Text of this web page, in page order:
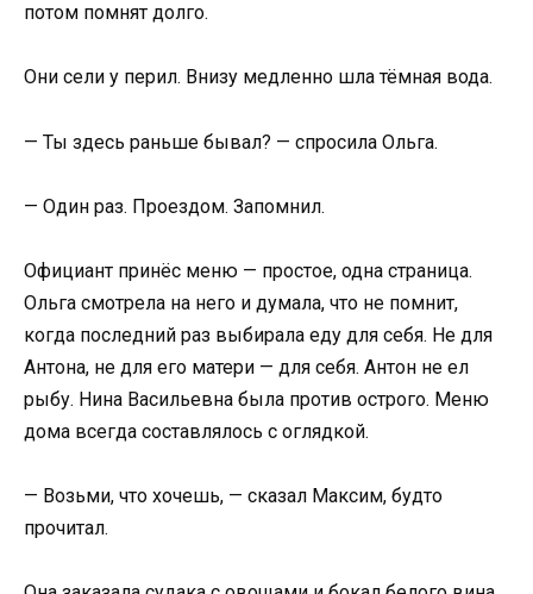
потом помнят долго.
Они сели у перил. Внизу медленно шла тёмная вода.
— Ты здесь раньше бывал? — спросила Ольга.
— Один раз. Проездом. Запомнил.
Официант принёс меню — простое, одна страница.
Ольга смотрела на него и думала, что не помнит,
когда последний раз выбирала еду для себя. Не для
Антона, не для его матери — для себя. Антон не ел
рыбу. Нина Васильевна была против острого. Меню
дома всегда составлялось с оглядкой.
— Возьми, что хочешь, — сказал Максим, будто
прочитал.